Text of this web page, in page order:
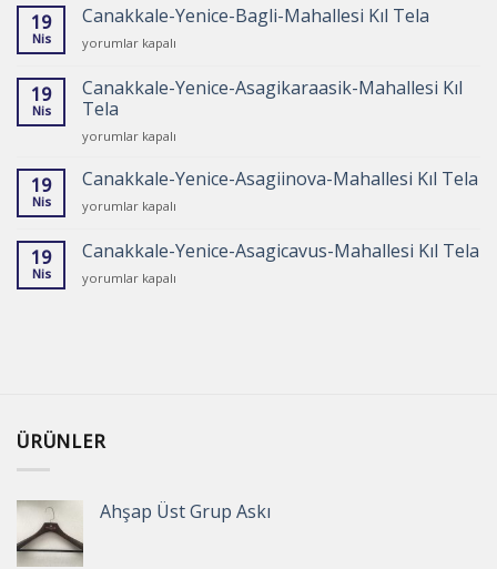
için
Ballicay-
Mahallesi
Kıl
için
19
Nis
Canakkale-Yenice-Bagli-Mahallesi Kıl Tela
Canakkale-
Bagli-
Mahallesi
Kıl
Tela
yorumlar kapalı
19
Nis
Canakkale-Yenice-Asagikaraasik-Mahallesi Kıl
Tela
Canakkale-
Asagikaraasik-
Kıl
için
yorumlar kapalı
19
Nis
Canakkale-Yenice-Asagiinova-Mahallesi Kıl Tela
Canakkale-
Asagiinova-
Mahallesi
Kıl
yorumlar kapalı
19
Nis
Canakkale-Yenice-Asagicavus-Mahallesi Kıl Tela
Canakkale-
yorumlar kapalı
ÜRÜNLER
Ahşap Üst Grup Askı